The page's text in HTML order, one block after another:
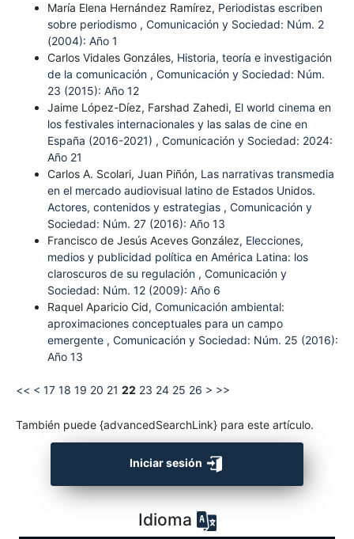
María Elena Hernández Ramírez, Periodistas escriben
sobre periodismo , Comunicación y Sociedad: Núm. 2
(2004): Año 1
Carlos Vidales Gonzáles, Historia, teoría e investigación
de la comunicación , Comunicación y Sociedad: Núm.
23 (2015): Año 12
Jaime López-Díez, Farshad Zahedi, El world cinema en
los festivales internacionales y las salas de cine en
España (2016-2021) , Comunicación y Sociedad: 2024:
Año 21
Carlos A. Scolari, Juan Piñón, Las narrativas transmedia
en el mercado audiovisual latino de Estados Unidos.
Actores, contenidos y estrategias , Comunicación y
Sociedad: Núm. 27 (2016): Año 13
Francisco de Jesús Aceves González, Elecciones,
medios y publicidad política en América Latina: los
claroscuros de su regulación , Comunicación y
Sociedad: Núm. 12 (2009): Año 6
Raquel Aparicio Cid, Comunicación ambiental:
aproximaciones conceptuales para un campo
emergente , Comunicación y Sociedad: Núm. 25 (2016):
Año 13
<< < 17 18 19 20 21 22 23 24 25 26 > >>
También puede {advancedSearchLink} para este artículo.
Iniciar sesión
Idioma